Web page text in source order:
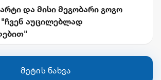
და მისი მეგობარი გოგო
აუცილებლად
მეტის ნახვა